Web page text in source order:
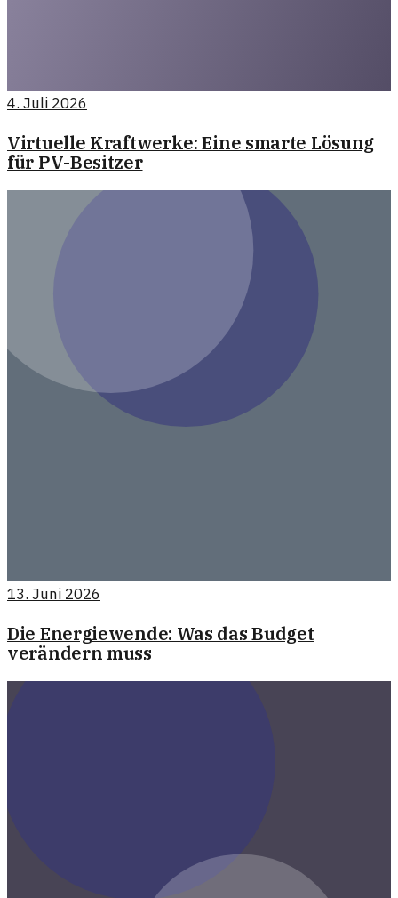
4. Juli 2026
Virtuelle Kraftwerke: Eine smarte Lösung
für PV-Besitzer
13. Juni 2026
Die Energiewende: Was das Budget
verändern muss